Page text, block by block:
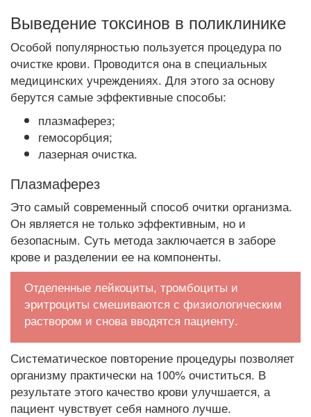
Выведение токсинов в поликлинике
Особой популярностью пользуется процедура по
очистке крови. Проводится она в специальных
медицинских учреждениях. Для этого за основу
берутся самые эффективные способы:
плазмаферез;
гемосорбция;
лазерная очистка.
Плазмаферез
Это самый современный способ очитки организма.
Он является не только эффективным, но и
безопасным. Суть метода заключается в заборе
крове и разделении ее на компоненты.
Отделенные лейкоциты, тромбоциты и
эритроциты смешиваются с физиологическим
раствором и снова вводятся пациенту.
Систематическое повторение процедуры позволяет
организму практически на 100% очиститься. В
результате этого качество крови улучшается, а
пациент чувствует себя намного лучше.